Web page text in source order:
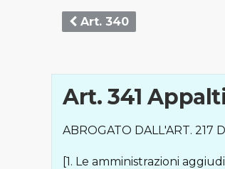
Art. 340
Art. 341
ABROGATO DALL'ART. 217
[1. Le amministrazioni